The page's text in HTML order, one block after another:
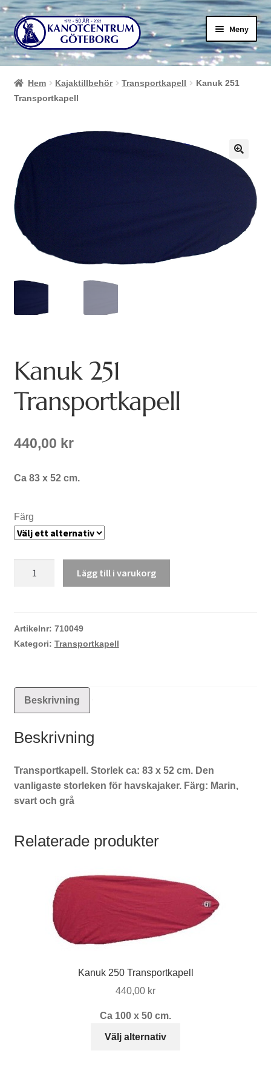
Hoppa
till
navigering
Hoppa
till
innehåll
Meny
Hem Kajaktillbehör Transportkapell
Kanuk 251
Transportkapell
Kanuk 251
Transportkapell
440,00 kr
Ca 83 x 52 cm.
Färg
Lägg till i varukorg
Artikelnr: 710049
Kategori: Transportkapell
Beskrivning
Beskrivning
Transportkapell. Storlek ca: 83 x 52 cm. Den
vanligaste storleken för havskajaker. Färg: Marin,
svart och grå
Relaterade produkter
Kanuk 250 Transportkapell
440,00 kr
Ca 100 x 50 cm.
Välj alternativ